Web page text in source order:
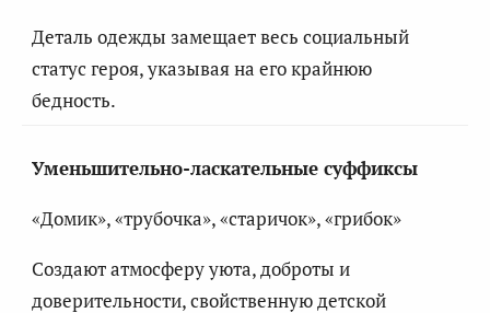
Деталь одежды замещает весь социальный
статус героя, указывая на его крайнюю
бедность.
Уменьшительно-ласкательные суффиксы
«Домик», «трубочка», «старичок», «грибок»
Создают атмосферу уюта, доброты и
доверительности, свойственную детской